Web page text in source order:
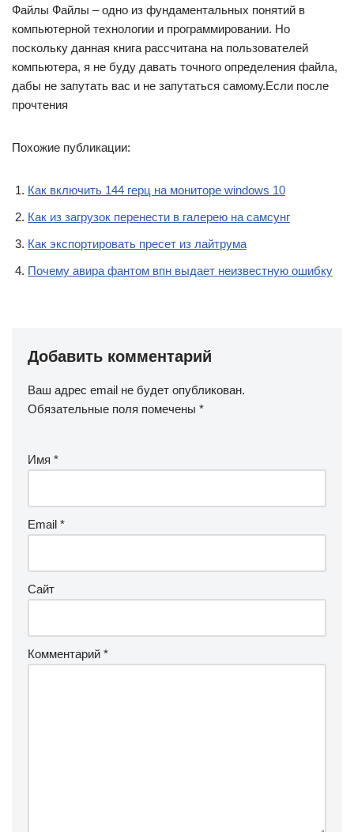
Файлы Файлы – одно из фундаментальных понятий в
компьютерной технологии и программировании. Но
поскольку данная книга рассчитана на пользователей
компьютера, я не буду давать точного определения файла,
дабы не запутать вас и не запутаться самому.Если после
прочтения
Похожие публикации:
Как включить 144 герц на мониторе windows 10
Как из загрузок перенести в галерею на самсунг
Как экспортировать пресет из лайтрума
Почему авира фантом впн выдает неизвестную ошибку
Добавить комментарий
Ваш адрес email не будет опубликован.
Обязательные поля помечены *
Имя *
Email *
Сайт
Комментарий *